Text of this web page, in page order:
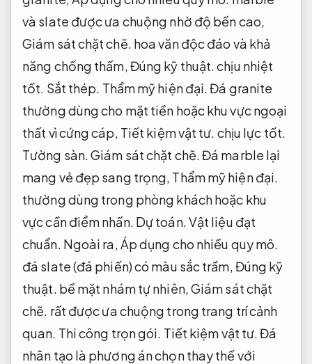
và slate được ưa chuộng nhờ độ bền cao,
Giám sát chặt chẽ. hoa văn độc đáo và khả
năng chống thấm,Đúng kỹ thuật.chịu nhiệt
tốt. Sắt thép. Thẩm mỹ hiện đại.Đá granite
thường dùng cho mặt tiền hoặc khu vực ngoại
thất vì cứng cáp, Tiết kiệm vật tư. chịu lực tốt.
Tường sàn.Giám sát chặt chẽ.Đá marble lại
mang vẻ đẹp sang trọng, Thẩm mỹ hiện đại.
thường dùng trong phòng khách hoặc khu
vực cần điểm nhấn. Dự toán.Vật liệu đạt
chuẩn. Ngoài ra,Áp dụng cho nhiều quy mô.
đá slate (đá phiến) có màu sắc trầm,Đúng kỹ
thuật. bề mặt nhám tự nhiên,Giám sát chặt
chẽ. rất được ưa chuộng trong trang trí cảnh
quan. Thi công trọn gói. Tiết kiệm vật tư.Đá
nhân tạo là phương án chọn thay thế với